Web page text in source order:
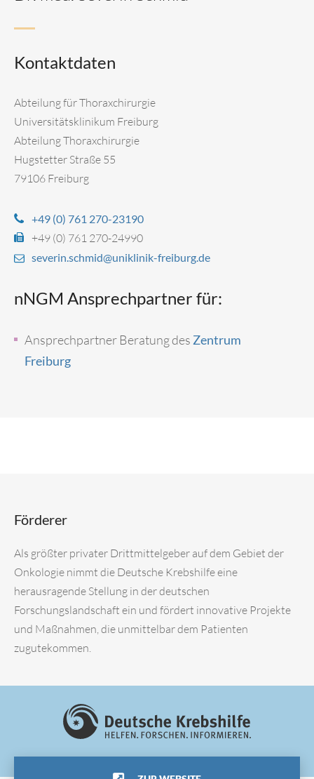
Kontaktdaten
Abteilung für Thoraxchirurgie
Universitätsklinikum Freiburg
Abteilung Thoraxchirurgie
Hugstetter Straße 55
79106 Freiburg
+49 (0) 761 270-23190
+49 (0) 761 270-24990
severin.schmid@uniklinik-freiburg.de
nNGM Ansprechpartner für:
Ansprechpartner Beratung des Zentrum
Freiburg
Förderer
Als größter privater Drittmittelgeber auf dem Gebiet der
Onkologie nimmt die Deutsche Krebshilfe eine
herausragende Stellung in der deutschen
Forschungslandschaft ein und fördert innovative Projekte
und Maßnahmen, die unmittelbar dem Patienten
zugutekommen.